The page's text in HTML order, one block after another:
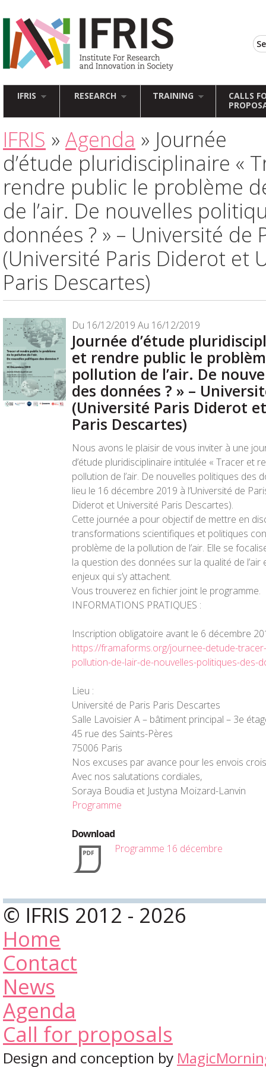
IFRIS RESEARCH TRAINING
CALLS
IFRIS » Agenda » Journée
d’étude pluridisciplinaire «
rendre public le problème
de l’air. De nouvelles
données ? » – Université de
(Université Paris Diderot et
Paris Descartes)
Du 16/12/2019 Au 16/12/2019
Journée d’étude
et rendre public le
pollution de l’air. De
des données ? » –
(Université Paris Diderot
Paris Descartes)
Nous avons le plaisir de vous inviter à une
d’étude pluridisciplinaire intitulée « Tracer et
pollution de l’air. De nouvelles politiques des
lieu le 16 décembre 2019 à l’Université de
Diderot et Université Paris Descartes).
Cette journée a pour objectif de mettre en
transformations scientifiques et politiques
problème de la pollution de l’air. Elle se
la question des données sur la qualité de
enjeux qui s’y attachent.
Vous trouverez en fichier joint le programme.
INFORMATIONS PRATIQUES :
Inscription obligatoire avant le 6 décembre
https://framaforms.org/journee-detude-
pollution-de-lair-de-nouvelles-politiques-des-
Lieu :
Université de Paris Paris Descartes
Salle Lavoisier A – bâtiment principal – 3e
45 rue des Saints-Pères
75006 Paris
Nos excuses par avance pour les envois
Avec nos salutations cordiales,
Soraya Boudia et Justyna Moizard-Lanvin
Programme
Download
Programme 16 décembre
© IFRIS 2012 - 2026
Home
Contact
News
Agenda
Call for proposals
Design and conception by